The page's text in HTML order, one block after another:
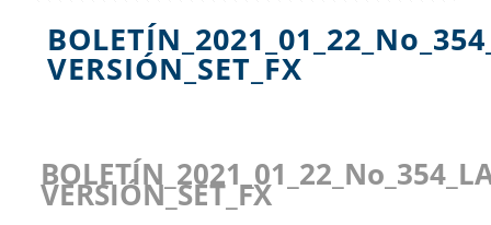
VERSIÓN_SET_FX
VERSIÓN_SET_FX